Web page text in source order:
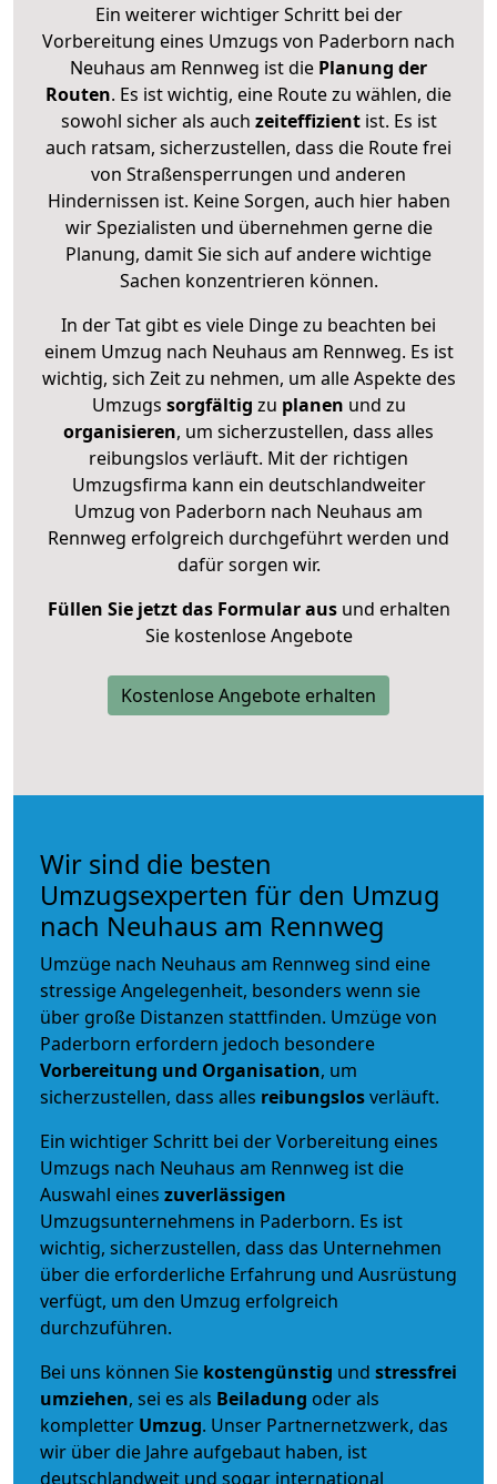
Ein weiterer wichtiger Schritt bei der
Vorbereitung eines Umzugs von Paderborn nach
Neuhaus am Rennweg ist die Planung der
Routen. Es ist wichtig, eine Route zu wählen, die
sowohl sicher als auch zeiteffizientist. Es ist
auch ratsam, sicherzustellen, dass die Route frei
von Straßensperrungen und anderen
Hindernissen ist. Keine Sorgen, auch hier haben
wir Spezialisten und übernehmen gerne die
Planung, damit Sie sich auf andere wichtige
Sachen konzentrieren können.
In der Tat gibt es viele Dinge zu beachten bei
einem Umzug nach Neuhaus am Rennweg. Es ist
wichtig, sich Zeit zu nehmen, um alle Aspekte des
Umzugs sorgfältig zu planen und zu
organisieren, um sicherzustellen, dass alles
reibungslos verläuft. Mit der richtigen
Umzugsfirma kann ein deutschlandweiter
Umzug von Paderborn nach Neuhaus am
Rennweg erfolgreich durchgeführt werden und
dafür sorgen wir.
Füllen Sie jetzt das Formular ausund erhalten
Sie kostenlose Angebote
Kostenlose Angebote erhalten
Wir sind die besten
Umzugsexperten für den Umzug
nach Neuhaus am Rennweg
Umzüge nach Neuhaus am Rennweg sind eine
stressige Angelegenheit, besonders wenn sie
über große Distanzen stattfinden. Umzüge von
Paderborn erfordern jedoch besondere
Vorbereitung und Organisation, um
sicherzustellen, dass alles reibungslosverläuft.
Ein wichtiger Schritt bei der Vorbereitung eines
Umzugs nach Neuhaus am Rennweg ist die
Auswahl eines zuverlässigen
Umzugsunternehmens in Paderborn. Es ist
wichtig, sicherzustellen, dass das Unternehmen
über die erforderliche Erfahrung und Ausrüstung
verfügt, um den Umzug erfolgreich
durchzuführen.
Bei uns können Sie kostengünstig und stressfrei
umziehen, sei es als Beiladung oder als
kompletter Umzug. Unser Partnernetzwerk, das
wir über die Jahre aufgebaut haben, ist
deutschlandweit und sogar international